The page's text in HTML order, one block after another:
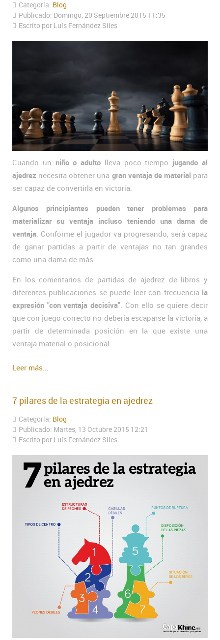
Categoría: Blog
Publicado: Domingo, 20 Septiembre 2015 11:35
Escrito por Luís Fernández Siles
Cuando un niño o adulto lleva poco tiempo jugando al
ajedrez necesita obtener una gran ventaja de material para
ser capaz de convertirla en victoria.
Algunos principiantes pueden tener problemas para
materializar su ventaja incluso teniendo una dama de
ventaja. Conforme el jugador va progresando, será capaz
de ganar partidas a partir de ventajas no tan grandes
como una dama de más.
En los comentarios de partidas de ajedrez de libros y
diferentes publicaciones se puede leer con frecuenciala
expresión "con ventaja decisiva". Con ello se quiere decir
que con juego correcto no debería escaparse la victoria, a
partir de determinada posición en la que existe una
ventaja material o posicional.
Leer más...
7 pilares de la estrategia en ajedrez
Categoría: Blog
Publicado: Martes, 13 Octubre 2015 12:21
Escrito por Luís Fernández Siles